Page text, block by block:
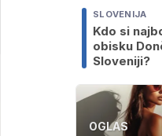
SLOVENIJA
Kdo si
obisku
Sloveniji?
OGLAS